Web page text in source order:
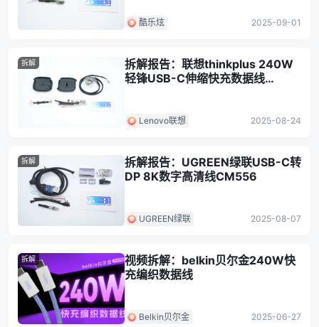
酷乐炫 2025-09-01
拆解
拆解报告：联想thinkplus 240W
轻锋USB-C伸缩快充数据线
Lenovo联想 2025-08-24
拆解
拆解报告：UGREEN绿联USB-C转
DP 8K数字高清线CM556
UGREEN绿联 2025-08-07
拆解
视频拆解：belkin贝尔金240W快
充编织数据线
Belkin贝尔金 2025-06-27